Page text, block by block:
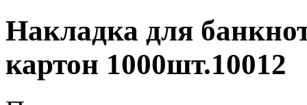
Накладка для
картон 1000шт.10012